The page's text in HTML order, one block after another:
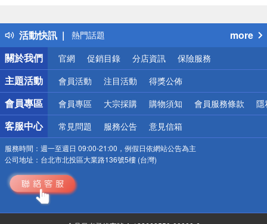
活動快訊
得獎公告
熱門話題
銀行優惠
偏遠地區配送
詐騙網頁！請小心！
more
關於我們
官網 促銷目錄 分店資訊 保險服務
主題活動 會員活動 注目活動 得獎公佈
會員專區 會員專區 大宗採購 購物須知 會員服務條款 隱
客服中心 常見問題 服務公告 意見信箱
服務時間： 週一至週日 09:00-21:00，例假日依網站公告為主
公司地址： 台北市北投區大業路136號5樓 (台灣)